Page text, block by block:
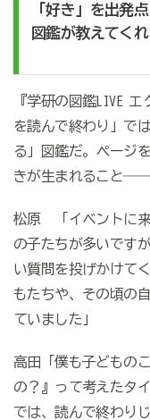
「好き」を出発
図鑑が教えてく
『学研の図鑑LIVE エ
を読んで終わり」で
る」図鑑だ。ページ
きが生まれること――
松原 「イベントに来
の子たちが多いです
い質問を投げかけて
もたちや、その頃の
ていました」
高田「僕も子どもの
の？』って考えたタ
では、読んで終わり